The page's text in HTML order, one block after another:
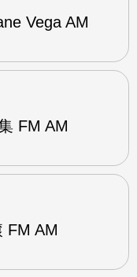
Vega AM
FM AM
FM AM